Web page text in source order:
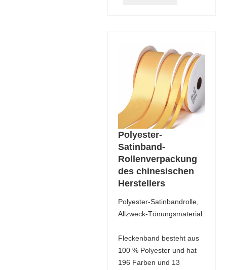
Polyester-
Satinband-
Rollenverpackung
des chinesischen
Herstellers
Polyester-Satinbandrolle,
Allzweck-Tönungsmaterial.
Fleckenband besteht aus
100 % Polyester und hat
196 Farben und 13